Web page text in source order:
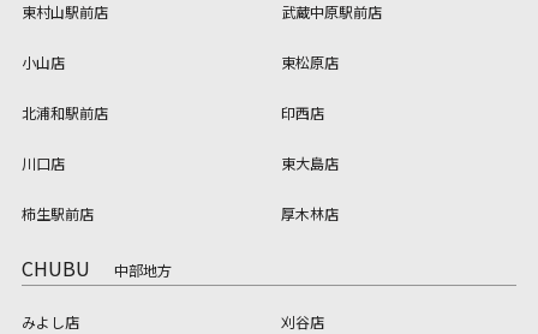
東村山駅前店 武蔵中原駅前店
小山店 東松原店
北浦和駅前店 印西店
川口店 東大島店
柿生駅前店 厚木林店
CHUBU 中部地方
みよし店 刈谷店